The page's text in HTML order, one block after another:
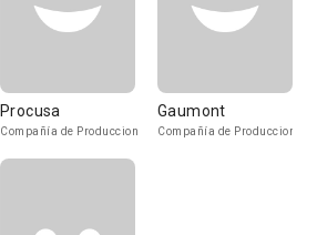
Procusa
Compañía de Produccion
Gaumont
Compañía de Produccion